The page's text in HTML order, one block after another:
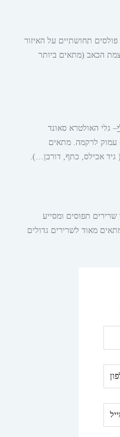
תחושתיים על האיזור
הכאב (מתאים ביותר
– גלי האולטרא סאונד
עמוק לרקמה. מתאים
גיד אכילס, כתף, דורבן…).
תפוסים ומסייע
מאוד לשרירים גדולים